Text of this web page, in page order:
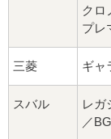
クロ
プレ
三菱 ギャ
スバル
レガ
／